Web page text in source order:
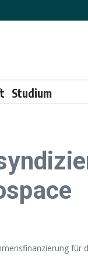
Studium
für